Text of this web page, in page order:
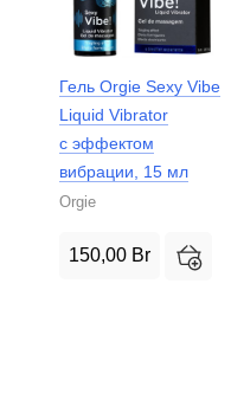
Гель Orgie Sexy Vibe
Liquid Vibrator
с эффектом
вибрации, 15 мл
Orgie
150,00 Br